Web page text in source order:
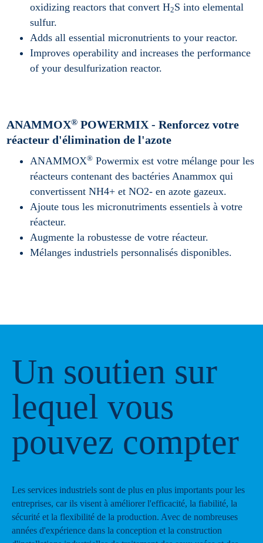
oxidizing reactors that convert H2S into elemental
sulfur.
Adds all essential micronutrients to your reactor.
Improves operability and increases the performance
of your desulfurization reactor.
ANAMMOX® POWERMIX - Renforcez votre
réacteur d'élimination de l'azote
ANAMMOX® Powermix est votre mélange pour les
réacteurs contenant des bactéries Anammox qui
convertissent NH4+ et NO2- en azote gazeux.
Ajoute tous les micronutriments essentiels à votre
réacteur.
Augmente la robustesse de votre réacteur.
Mélanges industriels personnalisés disponibles.
Un soutien sur
lequel vous
pouvez compter
Les services industriels sont de plus en plus importants pour les
entreprises, car ils visent à améliorer l'efficacité, la fiabilité, la
sécurité et la flexibilité de la production. Avec de nombreuses
années d'expérience dans la conception et la construction